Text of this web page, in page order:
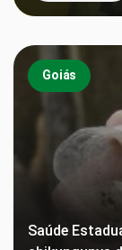
Goiás
Saúde